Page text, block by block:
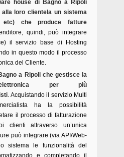
house di Bagno a Ripoli
loro clientela un sistema
etc) che produce fatture
quindi, può integrare
il servizio base di Hosting
in questo modo il processo
del Cliente.
a Ripoli che gestisce la
elettronica per più
. Acquistando il servizio Multi
ha la possibilità
il processo di fatturazione
clienti attraverso un’unica
può integrare (via API/Web-
sistema le funzionalità del
e completando il